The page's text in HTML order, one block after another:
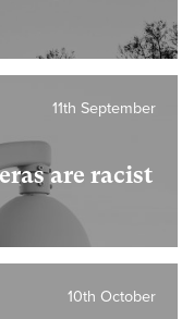
are racist
11th September
10th October